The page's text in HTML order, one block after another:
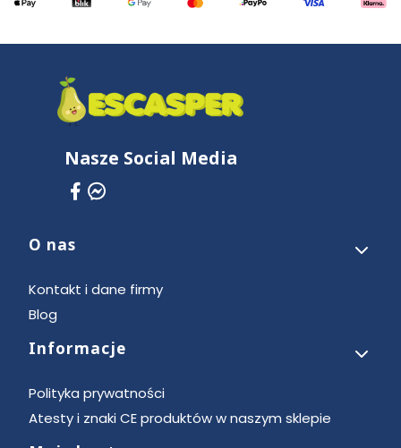
Nasze Social Media
Linki w stopce
O nas
Kontakt i dane firmy
Blog
Informacje
Polityka prywatności
Atesty i znaki CE produktów w naszym sklepie